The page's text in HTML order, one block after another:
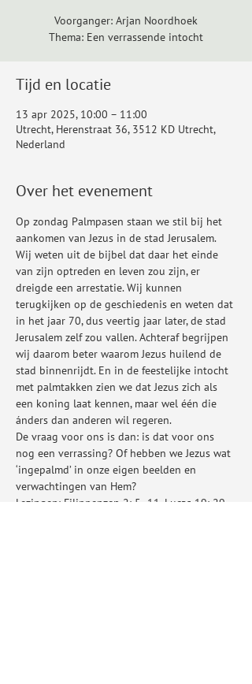
Voorganger: Arjan Noordhoek
Thema: Een verrassende intocht
Tijd en locatie
13 apr 2025, 10:00 – 11:00
Utrecht, Herenstraat 36, 3512 KD Utrecht,
Nederland
Over het evenement
Op zondag Palmpasen staan we stil bij het
aankomen van Jezus in de stad Jerusalem.
Wij weten uit de bijbel dat daar het einde
van zijn optreden en leven zou zijn, er
dreigde een arrestatie. Wij kunnen
terugkijken op de geschiedenis en weten dat
in het jaar 70, dus veertig jaar later, de stad
Jerusalem zelf zou vallen. Achteraf begrijpen
wij daarom beter waarom Jezus huilend de
stad binnenrijdt. En in de feestelijke intocht
met palmtakken zien we dat Jezus zich als
een koning laat kennen, maar wel één die
ánders dan anderen wil regeren.
De vraag voor ons is dan: is dat voor ons
nog een verrassing? Of hebben we Jezus wat
‘ingepalmd’ in onze eigen beelden en
verwachtingen van Hem?
Lezingen: Filippenzen 2: 5 -11, Lucas 19: 29